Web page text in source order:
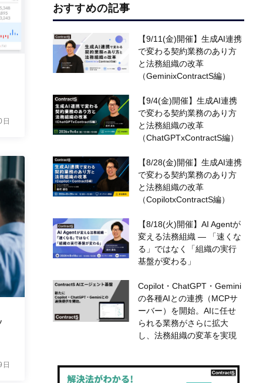
おすすめの記事
【9/11(金)開催】生成AI連携
で変わる契約業務のあり方
と法務組織の改革
（GeminixContractS編）
【9/4(金)開催】生成AI連携
で変わる契約業務のあり方
と法務組織の改革
（ChatGPTxContractS編）
【8/28(金)開催】生成AI連携
で変わる契約業務のあり方
と法務組織の改革
（CopilotxContractS編）
【8/18(火)開催】AI Agentが
変える法務組織 — 「速くな
る」ではなく「組織の実行
基盤が変わる」
Copilot・ChatGPT・Gemini
の各種AIとの連携（MCPサ
ーバー）を開始。AIに任せ
られる業務がさらに拡大
し、法務組織の変革を実現